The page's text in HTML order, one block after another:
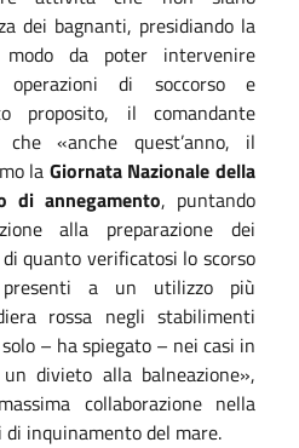
dei bagnanti, presidiando la
da poter intervenire
di soccorso e
proposito, il comandante
che«anche quest’anno, il
la Giornata Nazionale della
di annegamento, puntando
alla preparazione dei
quanto verificatosi lo scorso
a un utilizzo più
rossa negli stabilimenti
– ha spiegato – nei casi in
divieto alla balneazione»,
collaborazione nella
inquinamento del mare.